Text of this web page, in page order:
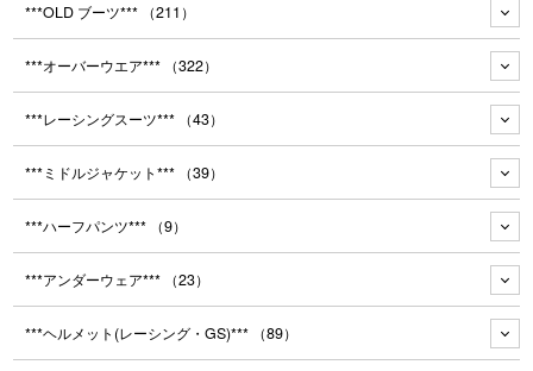
***OLD ブーツ*** （211）
***オーバーウエア*** （322）
***レーシングスーツ*** （43）
***ミドルジャケット*** （39）
***ハーフパンツ*** （9）
***アンダーウェア*** （23）
***ヘルメット(レーシング・GS)*** （89）